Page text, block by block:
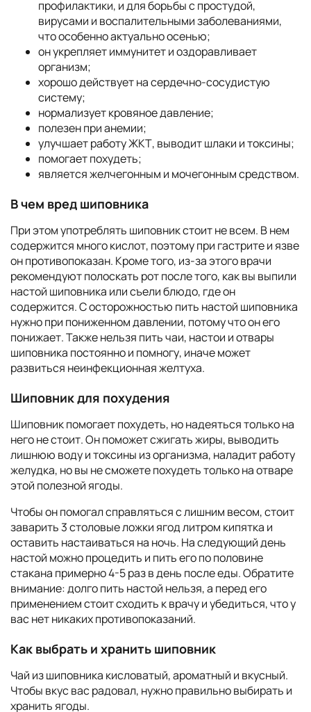
профилактики, и для борьбы с простудой,
вирусами и воспалительными заболеваниями,
что особенно актуально осенью;
он укрепляет иммунитет и оздоравливает
организм;
хорошо действует на сердечно-сосудистую
систему;
нормализует кровяное давление;
полезен при анемии;
улучшает работу ЖКТ, выводит шлаки и токсины;
помогает похудеть;
является желчегонным и мочегонным средством.
В чем вред шиповника
При этом употреблять шиповник стоит не всем. В нем
содержится много кислот, поэтому при гастрите и язве
он противопоказан. Кроме того, из-за этого врачи
рекомендуют полоскать рот после того, как вы выпили
настой шиповника или съели блюдо, где он
содержится. С осторожностью пить настой шиповника
нужно при пониженном давлении, потому что он его
понижает. Также нельзя пить чаи, настои и отвары
шиповника постоянно и помногу, иначе может
развиться неинфекционная желтуха.
Шиповник для похудения
Шиповник помогает похудеть, но надеяться только на
него не стоит. Он поможет сжигать жиры, выводить
лишнюю воду и токсины из организма, наладит работу
желудка, но вы не сможете похудеть только на отваре
этой полезной ягоды.
Чтобы он помогал справляться с лишним весом, стоит
заварить 3 столовые ложки ягод литром кипятка и
оставить настаиваться на ночь. На следующий день
настой можно процедить и пить его по половине
стакана примерно 4-5 раз в день после еды. Обратите
внимание: долго пить настой нельзя, а перед его
применением стоит сходить к врачу и убедиться, что у
вас нет никаких противопоказаний.
Как выбрать и хранить шиповник
Чай из шиповника кисловатый, ароматный и вкусный.
Чтобы вкус вас радовал, нужно правильно выбирать и
хранить ягоды.